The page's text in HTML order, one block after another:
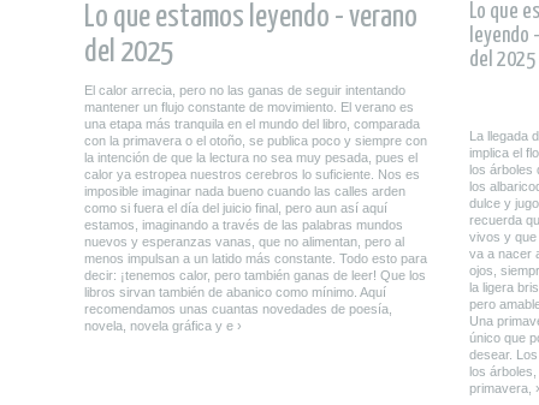
Lo que estamos leyendo - verano
del 2025
El calor arrecia, pero no las ganas de seguir intentando
mantener un flujo constante de movimiento. El verano es
una etapa más tranquila en el mundo del libro, comparada
con la primavera o el otoño, se publica poco y siempre con
la intención de que la lectura no sea muy pesada, pues el
calor ya estropea nuestros cerebros lo suficiente. Nos es
imposible imaginar nada bueno cuando las calles arden
como si fuera el día del juicio final, pero aun así aquí
estamos, imaginando a través de las palabras mundos
nuevos y esperanzas vanas, que no alimentan, pero al
menos impulsan a un latido más constante. Todo esto para
decir: ¡tenemos calor, pero también ganas de leer! Que los
libros sirvan también de abanico como mínimo. Aquí
recomendamos unas cuantas novedades de poesía,
novela, novela gráfica y e ›
Lo que
leyendo
del 2025
La llegada
implica el
los árboles
los
dulce y
recuerda
vivos y que
va a nacer
ojos,
la ligera
pero
Una
único que
desear.
los
primavera, ›